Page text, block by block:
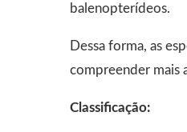
balenopterídeos.
Dessa forma, as
compreender mais
Classificação: